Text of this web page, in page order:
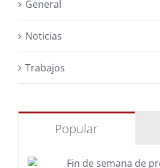
General
Noticias
Trabajos
Popular
Fin de semana de